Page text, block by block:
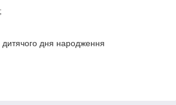
дитячого дня народження